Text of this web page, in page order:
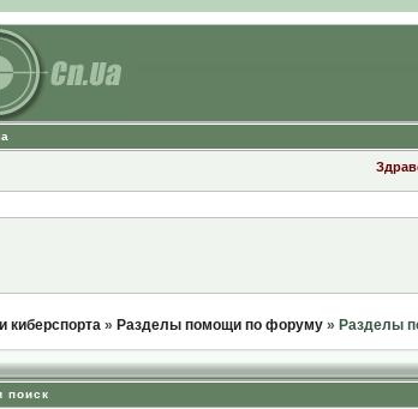
киберспорта» Разделы помощи по форуму» Разделы
поиск